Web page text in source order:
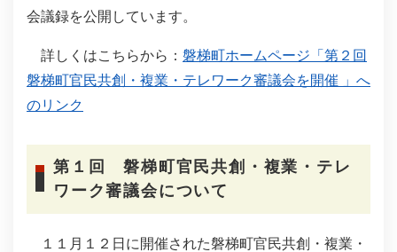
会議録を公開しています。
詳しくはこちらから： 磐梯町ホームページ「第２回
磐梯町官民共創・複業・テレワーク審議会を開催 」へ
のリンク
第１回 磐梯町官民共創・複業・テレ
ワーク審議会について
１１月１２日に開催された磐梯町官民共創・複業・